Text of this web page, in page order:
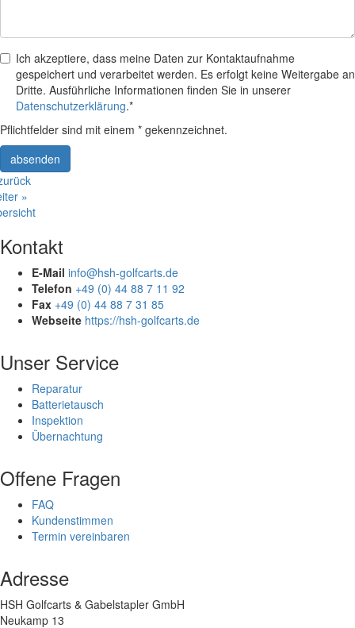
Ich akzeptiere, dass meine Daten zur Kontaktaufnahme
gespeichert und verarbeitet werden. Es erfolgt keine Weitergabe an
Dritte. Ausführliche Informationen finden Sie in unserer
Datenschutzerklärung.*
Pflichtfelder sind mit einem * gekennzeichnet.
absenden
»
Kontakt
E-Mail info@hsh-golfcarts.de
Telefon +49 (0) 44 88 7 11 92
Fax +49 (0) 44 88 7 31 85
Webseite https://hsh-golfcarts.de
Unser Service
Reparatur
Batterietausch
Inspektion
Übernachtung
Offene Fragen
FAQ
Kundenstimmen
Termin vereinbaren
Adresse
HSH Golfcarts & Gabelstapler GmbH
Neukamp 13